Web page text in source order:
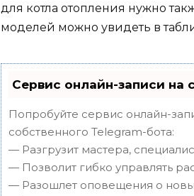
для котла отопления нужно
моделей можно увидеть в
Сервис онлайн-записи на
Попробуйте сервис онлайн-
собственного Telegram-бота:
— Разгрузит мастера,
— Позволит гибко управлять
— Разошлет оповещения о